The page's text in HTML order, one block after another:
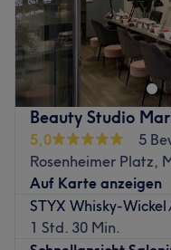
Beauty Studio
5,0
5
Rosenheimer Platz,
Auf Karte anzeigen
STYX Whisky-
1 Std. 30 Min.